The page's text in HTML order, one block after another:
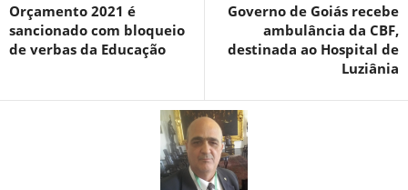
Orçamento 2021 é
sancionado com bloqueio
de verbas da Educação
Governo de Goiás recebe
ambulância da CBF,
destinada ao Hospital de
Luziânia